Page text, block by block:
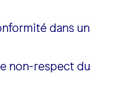
dans un
non-respect du